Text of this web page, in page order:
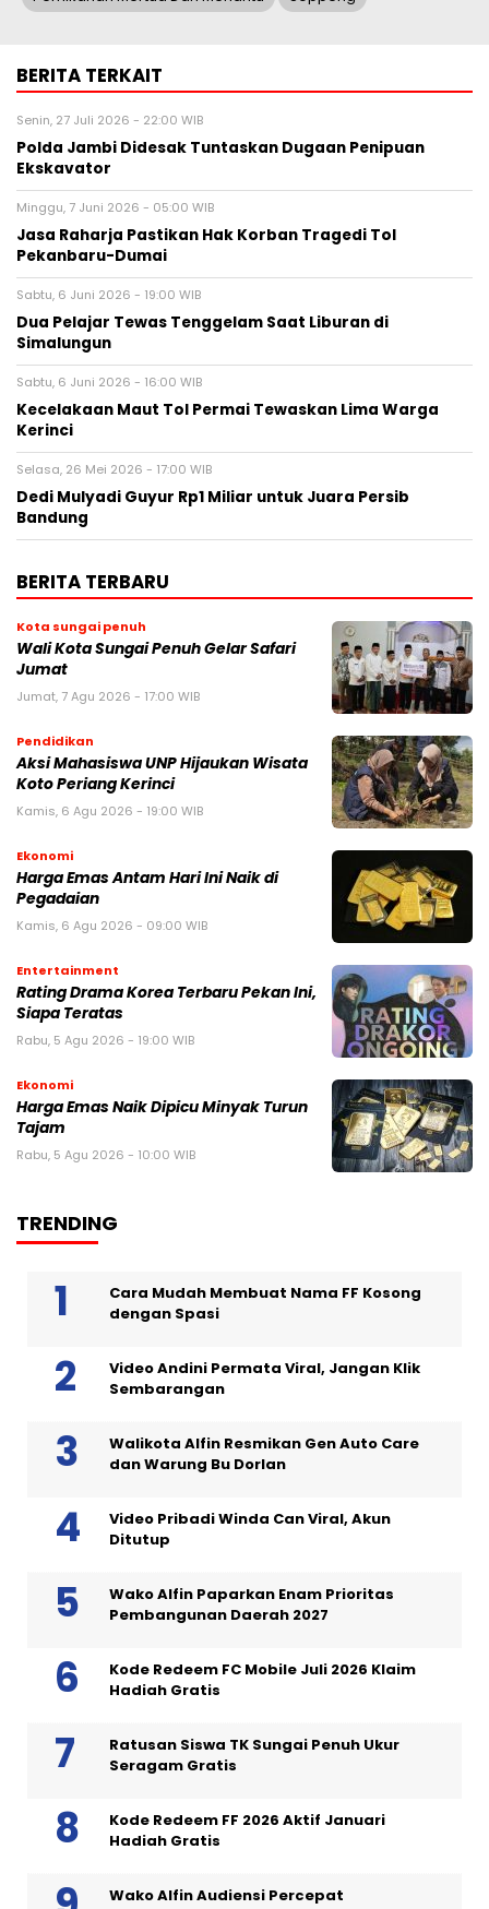
BERITA TERKAIT
Senin, 27 Juli 2026 - 22:00 WIB
Polda Jambi Didesak Tuntaskan Dugaan Penipuan
Ekskavator
Minggu, 7 Juni 2026 - 05:00 WIB
Jasa Raharja Pastikan Hak Korban Tragedi Tol
Pekanbaru-Dumai
Sabtu, 6 Juni 2026 - 19:00 WIB
Dua Pelajar Tewas Tenggelam Saat Liburan di
Simalungun
Sabtu, 6 Juni 2026 - 16:00 WIB
Kecelakaan Maut Tol Permai Tewaskan Lima Warga
Kerinci
Selasa, 26 Mei 2026 - 17:00 WIB
Dedi Mulyadi Guyur Rp1 Miliar untuk Juara Persib
Bandung
BERITA TERBARU
Kota sungai penuh
Wali Kota Sungai Penuh Gelar Safari
Jumat
Jumat, 7 Agu 2026 - 17:00 WIB
Pendidikan
Aksi Mahasiswa UNP Hijaukan Wisata
Koto Periang Kerinci
Kamis, 6 Agu 2026 - 19:00 WIB
Ekonomi
Harga Emas Antam Hari Ini Naik di
Pegadaian
Kamis, 6 Agu 2026 - 09:00 WIB
Entertainment
Rating Drama Korea Terbaru Pekan Ini,
Siapa Teratas
Rabu, 5 Agu 2026 - 19:00 WIB
Ekonomi
Harga Emas Naik Dipicu Minyak Turun
Tajam
Rabu, 5 Agu 2026 - 10:00 WIB
TRENDING
Cara Mudah Membuat Nama FF Kosong
dengan Spasi
Video Andini Permata Viral, Jangan Klik
Sembarangan
Walikota Alfin Resmikan Gen Auto Care
dan Warung Bu Dorlan
Video Pribadi Winda Can Viral, Akun
Ditutup
Wako Alfin Paparkan Enam Prioritas
Pembangunan Daerah 2027
Kode Redeem FC Mobile Juli 2026 Klaim
Hadiah Gratis
Ratusan Siswa TK Sungai Penuh Ukur
Seragam Gratis
Kode Redeem FF 2026 Aktif Januari
Hadiah Gratis
Wako Alfin Audiensi Percepat